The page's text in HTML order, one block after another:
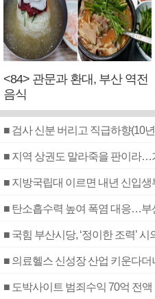
<84> 관문과 환대, 부산 역전
음식
■ 지역 상권도 말라죽을 판이라…
■ 지방국립대 이르면 내년 신입생
■ 탄소흡수력 높여 폭염 대응…부
■ 의료헬스 신성장 산업 키운다
■ 도박사이트 범죄수익 70억 전액